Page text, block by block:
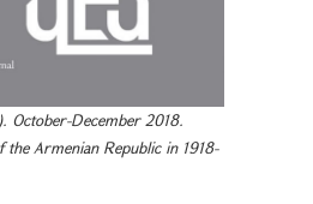
October-December 2018.
the Armenian Republic in 1918-